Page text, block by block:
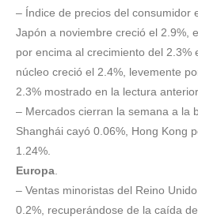
– Índice de precios del consumidor
Japón a noviembre creció el 2.9%,
por encima al crecimiento del 2.3%
núcleo creció el 2.4%, levemente
2.3% mostrado en la lectura anterior.
– Mercados cierran la semana a la
Shanghái cayó 0.06%, Hong Kong
1.24%.
Europa
– Ventas minoristas del Reino
0.2%, recuperándose de la caída